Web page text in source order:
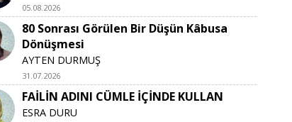
05.08.2026
80 Sonrası Görülen Bir Düşün Kâbusa
Dönüşmesi
AYTEN DURMUŞ
31.07.2026
FAİLİN ADINI CÜMLE İÇİNDE KULLAN
ESRA DURU